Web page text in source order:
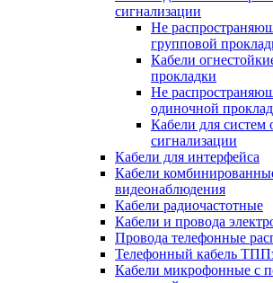
сигнализации
Не
групповой
Кабели
прокладки
Не
одиночной
Кабели для систем
сигнализации
Кабели для интерфейса
Кабели
видеонаблюдения
Кабели радиочастотные
Кабели и провода
Провода телефонные
Телефонный кабель
Кабели микрофонные с